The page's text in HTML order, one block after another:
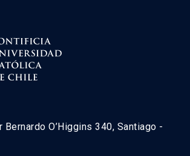
O’Higgins 340, Santiago -